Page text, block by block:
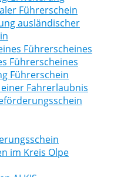
Führerschein
ausländischer
Führerscheines
Führerscheines
Führerschein
Fahrerlaubnis
im Kreis Olpe